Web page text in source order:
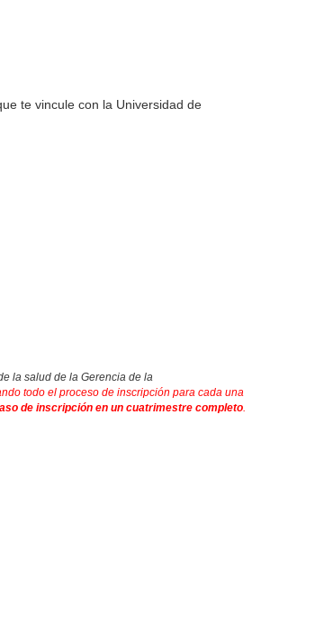
te vincule con la Universidad de
la salud de la Gerencia de la
todo el proceso de inscripción para cada una
de inscripción en un cuatrimestre completo.